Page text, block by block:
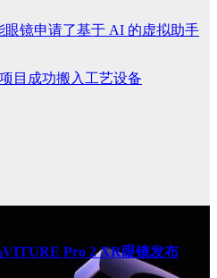
眼镜申请了基于 AI 的虚拟助手
目成功搬入工艺设备
Pro 2 XR眼镜发布